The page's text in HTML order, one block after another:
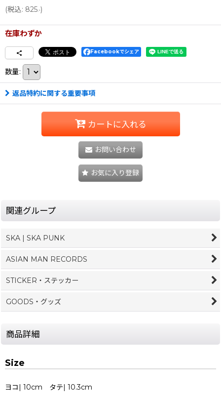
(税込: 825.-)
在庫わずか
Facebookでシェア
数量:
返品特約に関する重要事項
カートに入れる
お問い合わせ
お気に入り登録
関連グループ
SKA | SKA PUNK
ASIAN MAN RECORDS
STICKER・ステッカー
GOODS・グッズ
商品詳細
Size
ヨコ| 10cm タテ| 10.3cm